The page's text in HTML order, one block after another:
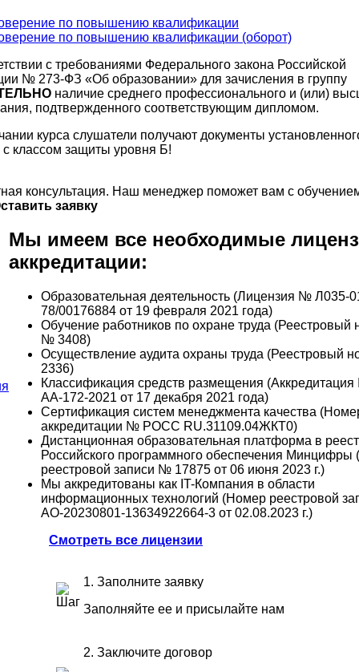
с требованиями Федерального закона Российской
№ 273-ФЗ «Об образовании» для зачисления в группу
наличие среднего профессионального и (или)
подтвержденного соответствующим дипломом.
курса слушатели получают документы
с классом защиты уровня Б!
консультация. Наш менеджер поможет вам с
заявку
Мы имеем все необходимые
аккредитации:
Образовательная деятельность (Лицензия № Л035-
78/00176884 от 19 февраля 2021 года)
Обучение работников по охране труда (Реестровый
№ 3408)
Осуществление аудита охраны труда (Реестровый
2336)
Классификация средств размещения
АА-172-2021 от 17 декабря 2021 года)
Сертификация систем менеджмента качества
аккредитации № РОСС RU.31109.04ЖКТ0)
Дистанционная образовательная платформа в
Российского программного обеспечения Минцифры
реестровой записи № 17875 от 06 июня 2023 г.)
Мы аккредитованы как IT-Компания в области
информационных технологий (Номер реестровой
АО-20230801-13634922664-3 от 02.08.2023 г.)
Смотреть все лицензии
1. Заполните заявку
Заполняйте ее и присылайте нам
2. Заключите договор